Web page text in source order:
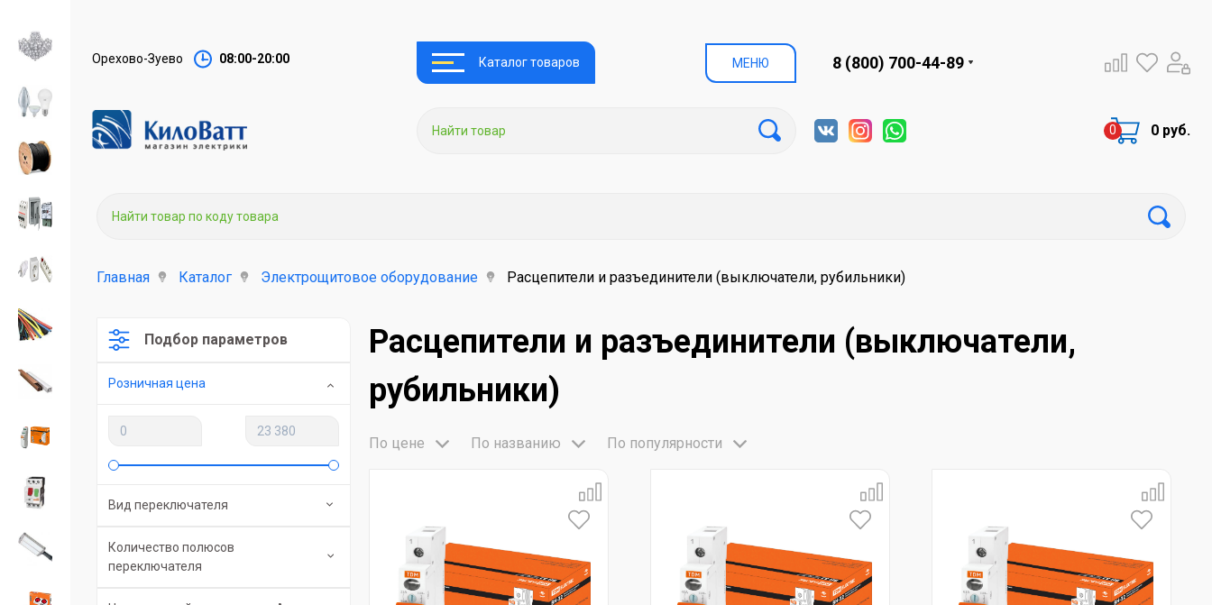
Орехово-Зуево 08:00-20:00 Каталог товаров МЕНЮ 8 (800) 700-44-89
0 руб.
Главная Каталог Электрощитовое оборудование Расцепители и разъединители (выключатели, рубильники)
Подбор параметров
Розничная цена
Вид переключателя
Количество полюсов
переключателя
Расцепители и разъединители (выключатели,
рубильники)
По цене По названию По популярности